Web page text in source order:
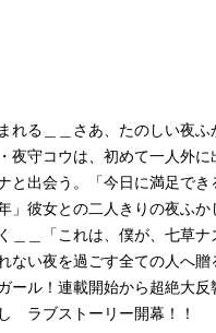
れる＿＿さあ、たのしい夜ふ
夜守コウは、初めて一人外に
と出会う。「今日に満足でき
」彼女との二人きりの夜ふか
＿＿「これは、僕が、七草ナ
ない夜を過ごす全ての人へ贈
ール！連載開始から超絶大反
ラブストーリー開幕！！